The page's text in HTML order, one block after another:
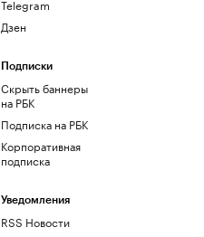
Telegram
Дзен
Подписки
Скрыть баннеры
на РБК
Подписка на РБК
Корпоративная
подписка
Уведомления
RSS Новости